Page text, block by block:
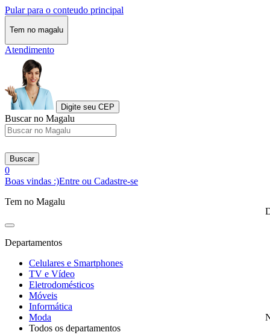
Pular para o conteudo principal
Tem no magalu
Atendimento
Digite seu CEP
Buscar no Magalu
Buscar
0
Boas vindas :)Entre ou Cadastre-se
Tem no Magalu
Departamentos
Celulares e Smartphones
TV e Vídeo
Eletrodomésticos
Móveis
Informática
Moda
Todos os departamentos